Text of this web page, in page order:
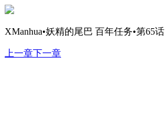
XManhua•妖精的尾巴 百年任务•第65话
上一章下一章